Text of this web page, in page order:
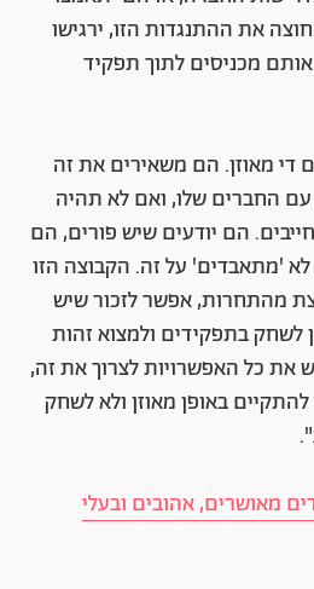
את ההתנגדות הזו, ירגישו
מכניסים לתוך תפקיד
די מאוזן. הם משאירים את זה
עם החברים שלו, ואם לא תהיה
הם יודעים שיש פורים, הם
'מתאבדים' על זה. הקבוצה הזו
מהתחרות, אפשר לזכור שיש
לשחק בתפקידים ולמצוא זהות
את כל האפשרויות לצרוך את זה,
באופן מאוזן ולא לשחק
ילדים מאושרים, אהובים ובעלי